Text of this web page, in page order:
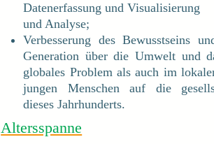
Datenerfassung und Visualisierung
und Analyse;
Verbesserung des Bewusstseins
Generation über die Umwelt und
globales Problem als auch im
jungen Menschen auf die
dieses Jahrhunderts.
Altersspanne